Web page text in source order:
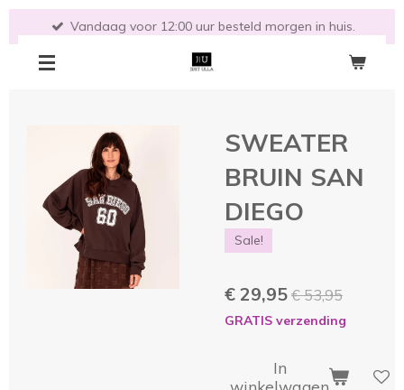
direct
Vandaag voor 12:00 uur besteld morgen in huis.
SWEATER
BRUIN SAN
DIEGO
Sale!
€ 29,95€ 53,95
GRATIS verzending
In
winkelwagen